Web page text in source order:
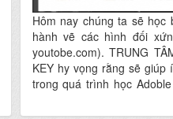
Hôm nay chúng ta sẽ học
hành vẽ các hình đối
youtobe.com). TRUNG
KEY hy vọng rằng sẽ giúp
trong quá trình học